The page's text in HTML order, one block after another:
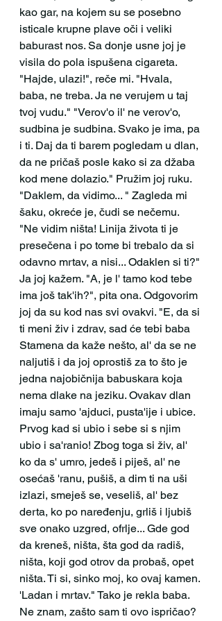
kao gar, na kojem su se posebno
isticale krupne plave oči i veliki
baburast nos. Sa donje usne joj je
visila do pola ispušena cigareta.
"Hajde, ulazi!", reče mi. "Hvala,
baba, ne treba. Ja ne verujem u taj
tvoj vudu." "Verov'o il' ne verov'o,
sudbina je sudbina. Svako je ima, pa
i ti. Daj da ti barem pogledam u dlan,
da ne pričaš posle kako si za džaba
kod mene dolazio." Pružim joj ruku.
"Daklem, da vidimo... " Zagleda mi
šaku, okreće je, čudi se nečemu.
"Ne vidim ništa! Linija života ti je
presečena i po tome bi trebalo da si
odavno mrtav, a nisi... Odaklen si ti?"
Ja joj kažem. "A, je l' tamo kod tebe
ima još tak'ih?", pita ona. Odgovorim
joj da su kod nas svi ovakvi. "E, da si
ti meni živ i zdrav, sad će tebi baba
Stamena da kaže nešto, al' da se ne
naljutiš i da joj oprostiš za to što je
jedna najobičnija babuskara koja
nema dlake na jeziku. Ovakav dlan
imaju samo 'ajduci, pusta'ije i ubice.
Prvog kad si ubio i sebe si s njim
ubio i sa'ranio! Zbog toga si živ, al'
ko da s' umro, jedeš i piješ, al' ne
osećaš 'ranu, pušiš, a dim ti na uši
izlazi, smeješ se, veseliš, al' bez
derta, ko po naređenju, grliš i ljubiš
sve onako uzgred, ofrlje... Gde god
da kreneš, ništa, šta god da radiš,
ništa, koji god otrov da probaš, opet
ništa. Ti si, sinko moj, ko ovaj kamen.
'Ladan i mrtav." Tako je rekla baba.
Ne znam, zašto sam ti ovo ispričao?